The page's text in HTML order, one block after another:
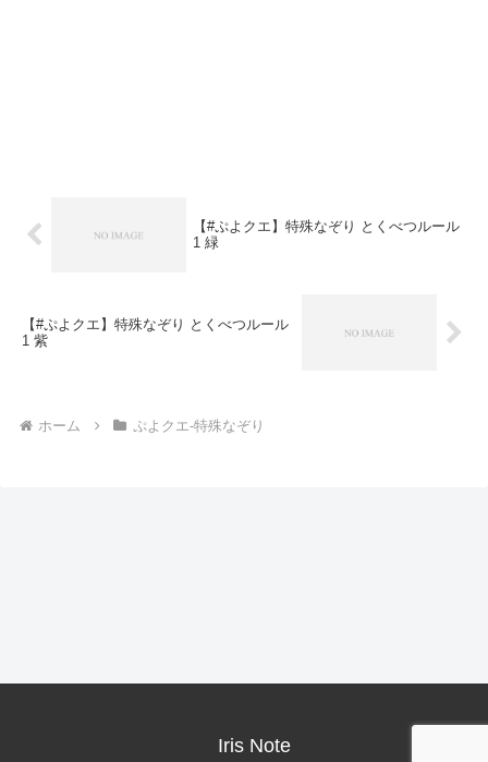
【#ぷよクエ】特殊なぞり とくべつルール
1 緑
【#ぷよクエ】特殊なぞり とくべつルール
1 紫
ホーム ぷよクエ-特殊なぞり
Iris Note